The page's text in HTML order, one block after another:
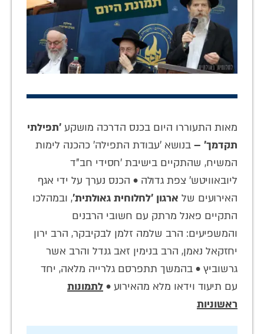
מאות התעוררו היום בכנס הדרכה מושקע 'תפילתי
תקדמך' – בנושא 'עבודת התפילה' כהכנה לימות
המשיח, שהתקיים בישיבת 'חסידי חב"ד
ליובאוויטש' צפת גדולה • הכנס נערך על ידי אגף
האירועים של ארגון 'לחלוחית גאולתית', ובמהלכו
התקיים פאנל מרתק עם חשובי הרבנים
והמשפיעים: הרב שלמה זלמן לבקיבקר, הרב ירון
יחזקאל נאמן, הרב בנימין זאב גנדל והרב אשר
גרשוביץ • בהמשך תתפרסם גלרייה מלאה, יחד
עם תיעוד וידאו מלא מהאירוע • לתמונות
ראשוניות